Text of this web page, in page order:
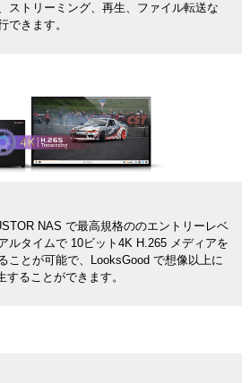
ストリーミング、再生、ファイル転送な
できます。
NAS で最高規格ののエントリーレベ
ルタイムで 10ビット4K H.265 メディアを
ことが可能で、LooksGood で想像以上に
ることができます。